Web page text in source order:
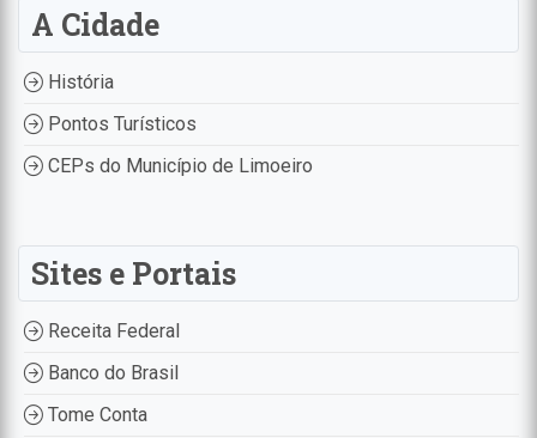
A Cidade
História
Pontos Turísticos
CEPs do Município de Limoeiro
Sites e Portais
Receita Federal
Banco do Brasil
Tome Conta